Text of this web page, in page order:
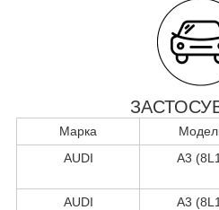
Марка
AUDI
A3
AUDI
A3